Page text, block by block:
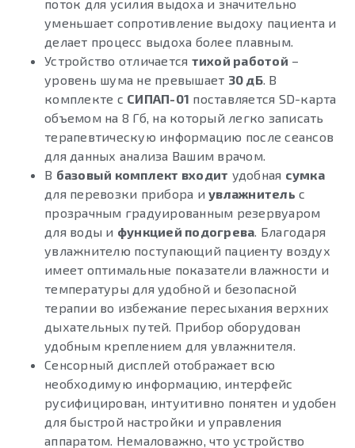
поток для усилия выдоха и значительно
уменьшает сопротивление выдоху пациента и
делает процесс выдоха более плавным.
Устройство отличается тихой работой –
уровень шума не превышает 30 дБ. В
комплекте с СИПАП-01 поставляется SD-карта
объемом на 8 Гб, на который легко записать
терапевтическую информацию после сеансов
для данных анализа Вашим врачом.
В базовый комплект входит удобная сумка
для перевозки прибора и увлажнитель с
прозрачным градуированным резервуаром
для воды и функцией подогрева. Благодаря
увлажнителю поступающий пациенту воздух
имеет оптимальные показатели влажности и
температуры для удобной и безопасной
терапии во избежание пересыхания верхних
дыхательных путей. Прибор оборудован
удобным креплением для увлажнителя.
Сенсорный дисплей отображает всю
необходимую информацию, интерфейс
русифицирован, интуитивно понятен и удобен
для быстрой настройки и управления
аппаратом. Немаловажно, что устройство